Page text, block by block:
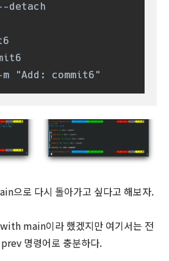
"Add: commit6"
으로 다시 돌아가고 싶다고 해보자.
main이라 했겠지만 여기서는 전
명령어로 충분하다.